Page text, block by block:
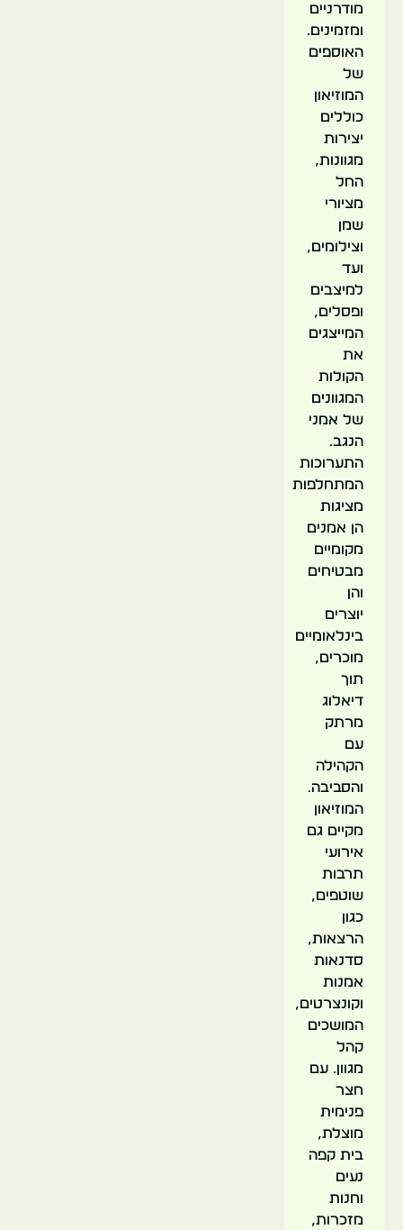
מודרניים
ומזמינים.
האוספים
של
המוזיאון
כוללים
יצירות
מגוונות,
החל
מציורי
שמן
וצילומים,
ועד
למיצבים
ופסלים,
המייצגים
את
הקולות
המגוונים
של אמני
הנגב.
התערוכות
המתחלפות
מציגות
הן אמנים
מקומיים
מבטיחים
והן
יוצרים
בינלאומיים
מוכרים,
תוך
דיאלוג
מרתק
עם
הקהילה
והסביבה.
המוזיאון
מקיים גם
אירועי
תרבות
שוטפים,
כגון
הרצאות,
סדנאות
אמנות
וקונצרטים,
המושכים
קהל
מגוון. עם
חצר
פנימית
מוצלת,
בית קפה
נעים
וחנות
מזכרות,